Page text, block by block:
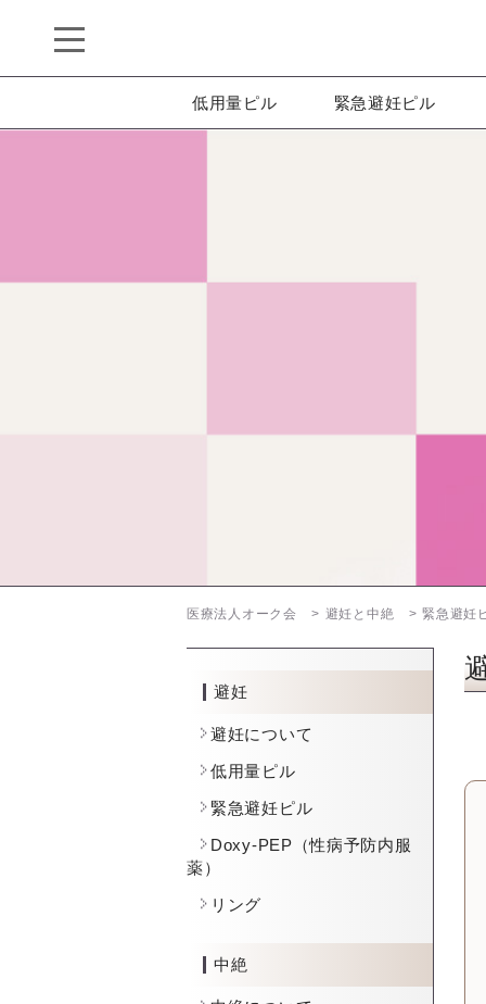
低用量ピル 緊急避妊ピル
医療法人オーク会 避妊と中絶 緊急避妊
避妊
避妊について
低用量ピル
緊急避妊ピル
Doxy-PEP（性病予防内服
薬）
リング
中絶